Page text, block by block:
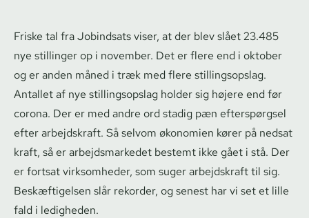
Friske tal fra Jobindsats viser, at der blev slået 23.485
nye stillinger op i november. Det er flere end i oktober
og er anden måned i træk med flere stil­lings­op­slag.
Antallet af nye stil­lings­op­slag holder sig højere end før
corona. Der er med andre ord stadig pæn efterspørgsel
efter arbejdskraft. Så selvom økonomien kører på nedsat
kraft, så er ar­bejds­mar­ke­det bestemt ikke gået i stå. Der
er fortsat virksomheder, som suger arbejdskraft til sig.
Beskæftigelsen slår rekorder, og senest har vi set et lille
fald i ledigheden.